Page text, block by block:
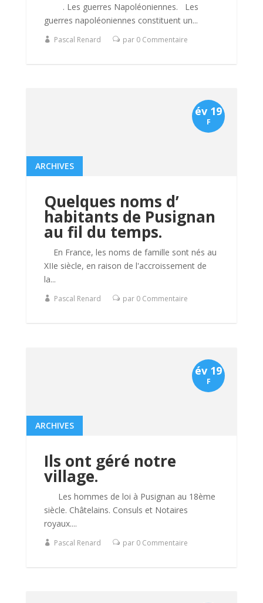
. Les guerres Napoléoniennes. Les
guerres napoléoniennes constituent un...
Pascal Renard par 0 Commentaire
Quelques noms d’
habitants de Pusignan
au fil du temps.
ARCHIVES
En France, les noms de famille sont nés au
XIIe siècle, en raison de l'accroissement de
la...
Pascal Renard par 0 Commentaire
év 19
F
Ils ont géré notre
village.
ARCHIVES
Les hommes de loi à Pusignan au 18ème
siècle. Châtelains. Consuls et Notaires
royaux....
Pascal Renard par 0 Commentaire
év 19
F